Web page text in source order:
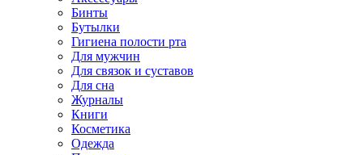
Бинты
Бутылки
Гигиена полости рта
Для мужчин
Для связок и суставов
Для сна
Журналы
Книги
Косметика
Одежда